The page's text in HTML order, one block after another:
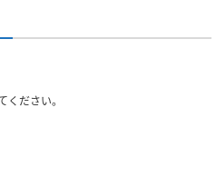
ください。